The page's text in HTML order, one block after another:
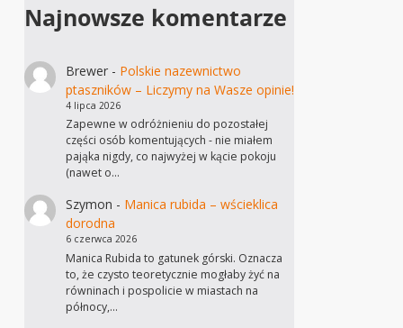
Najnowsze komentarze
Brewer- Polskie nazewnictwo
ptaszników – Liczymy na Wasze opinie!
4 lipca 2026
Zapewne w odróżnieniu do pozostałej
części osób komentujących - nie miałem
pająka nigdy, co najwyżej w kącie pokoju
(nawet o…
Szymon - Manica rubida – wścieklica
dorodna
6 czerwca 2026
Manica Rubida to gatunek górski. Oznacza
to, że czysto teoretycznie mogłaby żyć na
równinach i pospolicie w miastach na
północy,…